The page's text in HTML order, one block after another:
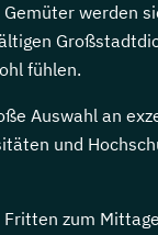
Gemüter werden
fühlen.
Auswahl an
und
Fritten zum